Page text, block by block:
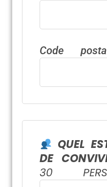
Code
QUEL
DE
30